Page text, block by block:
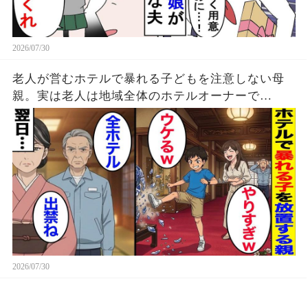
2026/07/30
老人が営むホテルで暴れる子どもを注意しない母
親。実は老人は地域全体のホテルオーナーで…
2026/07/30